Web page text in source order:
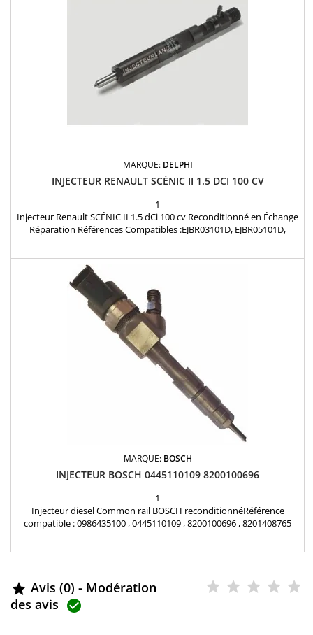
MARQUE: DELPHI
INJECTEUR RENAULT SCÉNIC II 1.5 DCI 100 CV
1
Injecteur Renault SCÉNIC II 1.5 dCi 100 cv Reconditionné en Échange
Réparation Références Compatibles :EJBR03101D, EJBR05101D,
H8200421897, 8200676774, 7711497343, 15710-84A52-000 Type de
pièce : Pièce d'origine Marque : Delphi Etat :...
MARQUE: BOSCH
INJECTEUR BOSCH 0445110109 8200100696
1
Injecteur diesel Common rail BOSCH reconditionnéRéférence
compatible : 0986435100 , 0445110109 , 8200100696 , 8201408765
 Avis (0) - Modération
des avis 